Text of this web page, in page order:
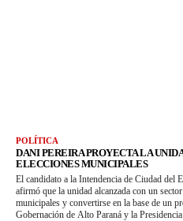
POLÍTICA
DANI PEREIRA PROYECTA LA
ELECCIONES MUNICIPALES
El candidato a la Intendencia de Ciudad del
afirmó que la unidad alcanzada con un
municipales y convertirse en la base de un
Gobernación de Alto Paraná y la